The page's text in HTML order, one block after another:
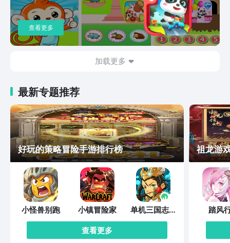
查看更多
加载更多
最新专题推荐
好玩的策略冒险手游排行榜
小怪兽别跑 小镇冒险家 单机三国志外
传
查看更多
祖龙游
踏风